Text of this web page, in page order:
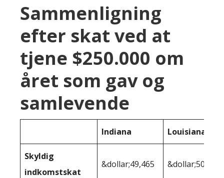
Sammenligning
efter skat ved at
tjene $250.000 om
året som gav og
samlevende
Indiana Louisiana
Skyldig
indkomstskat
&dollar;49,465 &dollar;50,535